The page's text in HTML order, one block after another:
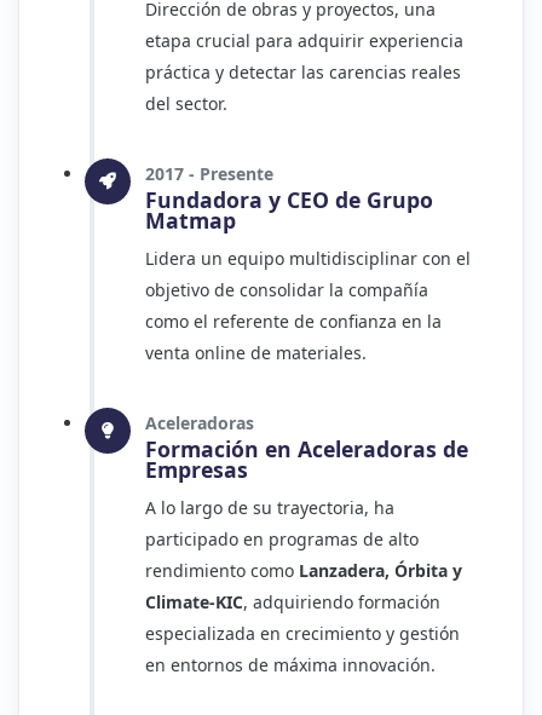
Dirección de obras y proyectos, una
etapa crucial para adquirir experiencia
práctica y detectar las carencias reales
del sector.
2017 - Presente
Fundadora y CEO de Grupo
Matmap
Lidera un equipo multidisciplinar con el
objetivo de consolidar la compañía
como el referente de confianza en la
venta online de materiales.
Aceleradoras
Formación en Aceleradoras de
Empresas
A lo largo de su trayectoria, ha
participado en programas de alto
rendimiento como Lanzadera, Órbita y
Climate-KIC, adquiriendo formación
especializada en crecimiento y gestión
en entornos de máxima innovación.